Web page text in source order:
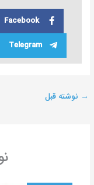
Facebook
Telegram
→ نوشته قبل